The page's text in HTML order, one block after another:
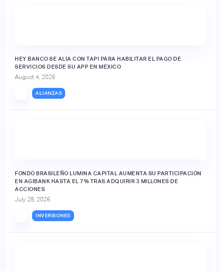
HEY BANCO SE ALÍA CON TAPI PARA HABILITAR EL PAGO DE
SERVICIOS DESDE SU APP EN MÉXICO
August 4, 2026
ALIANZAS
FONDO BRASILEÑO LUMINA CAPITAL AUMENTA SU PARTICIPACIÓN
EN AGIBANK HASTA EL 7% TRAS ADQUIRIR 3 MILLONES DE
ACCIONES
July 28, 2026
INVERSIONES